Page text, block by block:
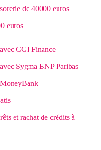
de 40000 euros
euros
CGI Finance
Sygma BNP Paribas
et rachat de crédits à